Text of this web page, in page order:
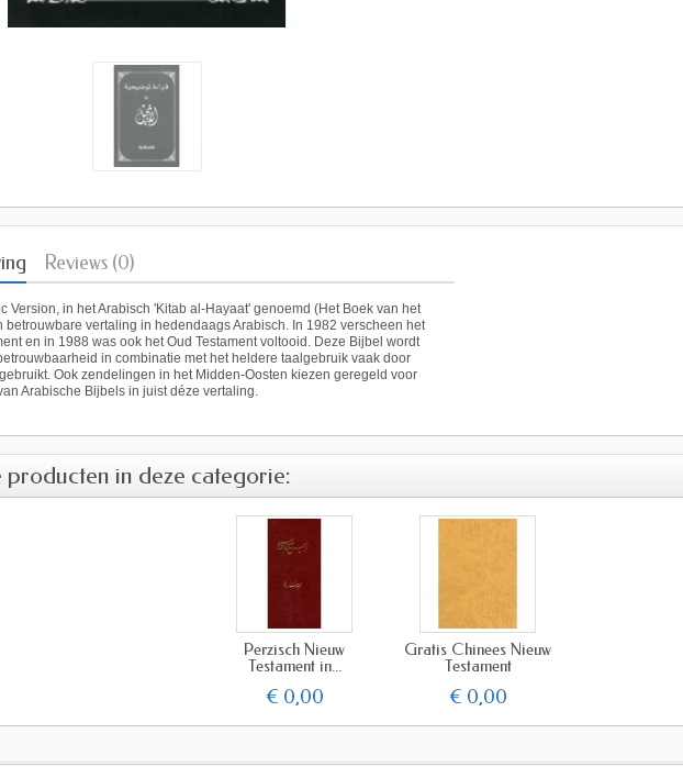
Reviews (0)
Version, in het Arabisch 'Kitab al-Hayaat' genoemd (Het Boek van het
betrouwbare vertaling in hedendaags Arabisch. In 1982 verscheen het
en in 1988 was ook het Oud Testament voltooid. Deze Bijbel wordt
in combinatie met het heldere taalgebruik vaak door
Ook zendelingen in het Midden-Oosten kiezen geregeld voor
Arabische Bijbels in juist déze vertaling.
producten in deze categorie:
Perzisch Nieuw
Testament in...
€ 0,00
Gratis Chinees Nieuw
Testament
€ 0,00